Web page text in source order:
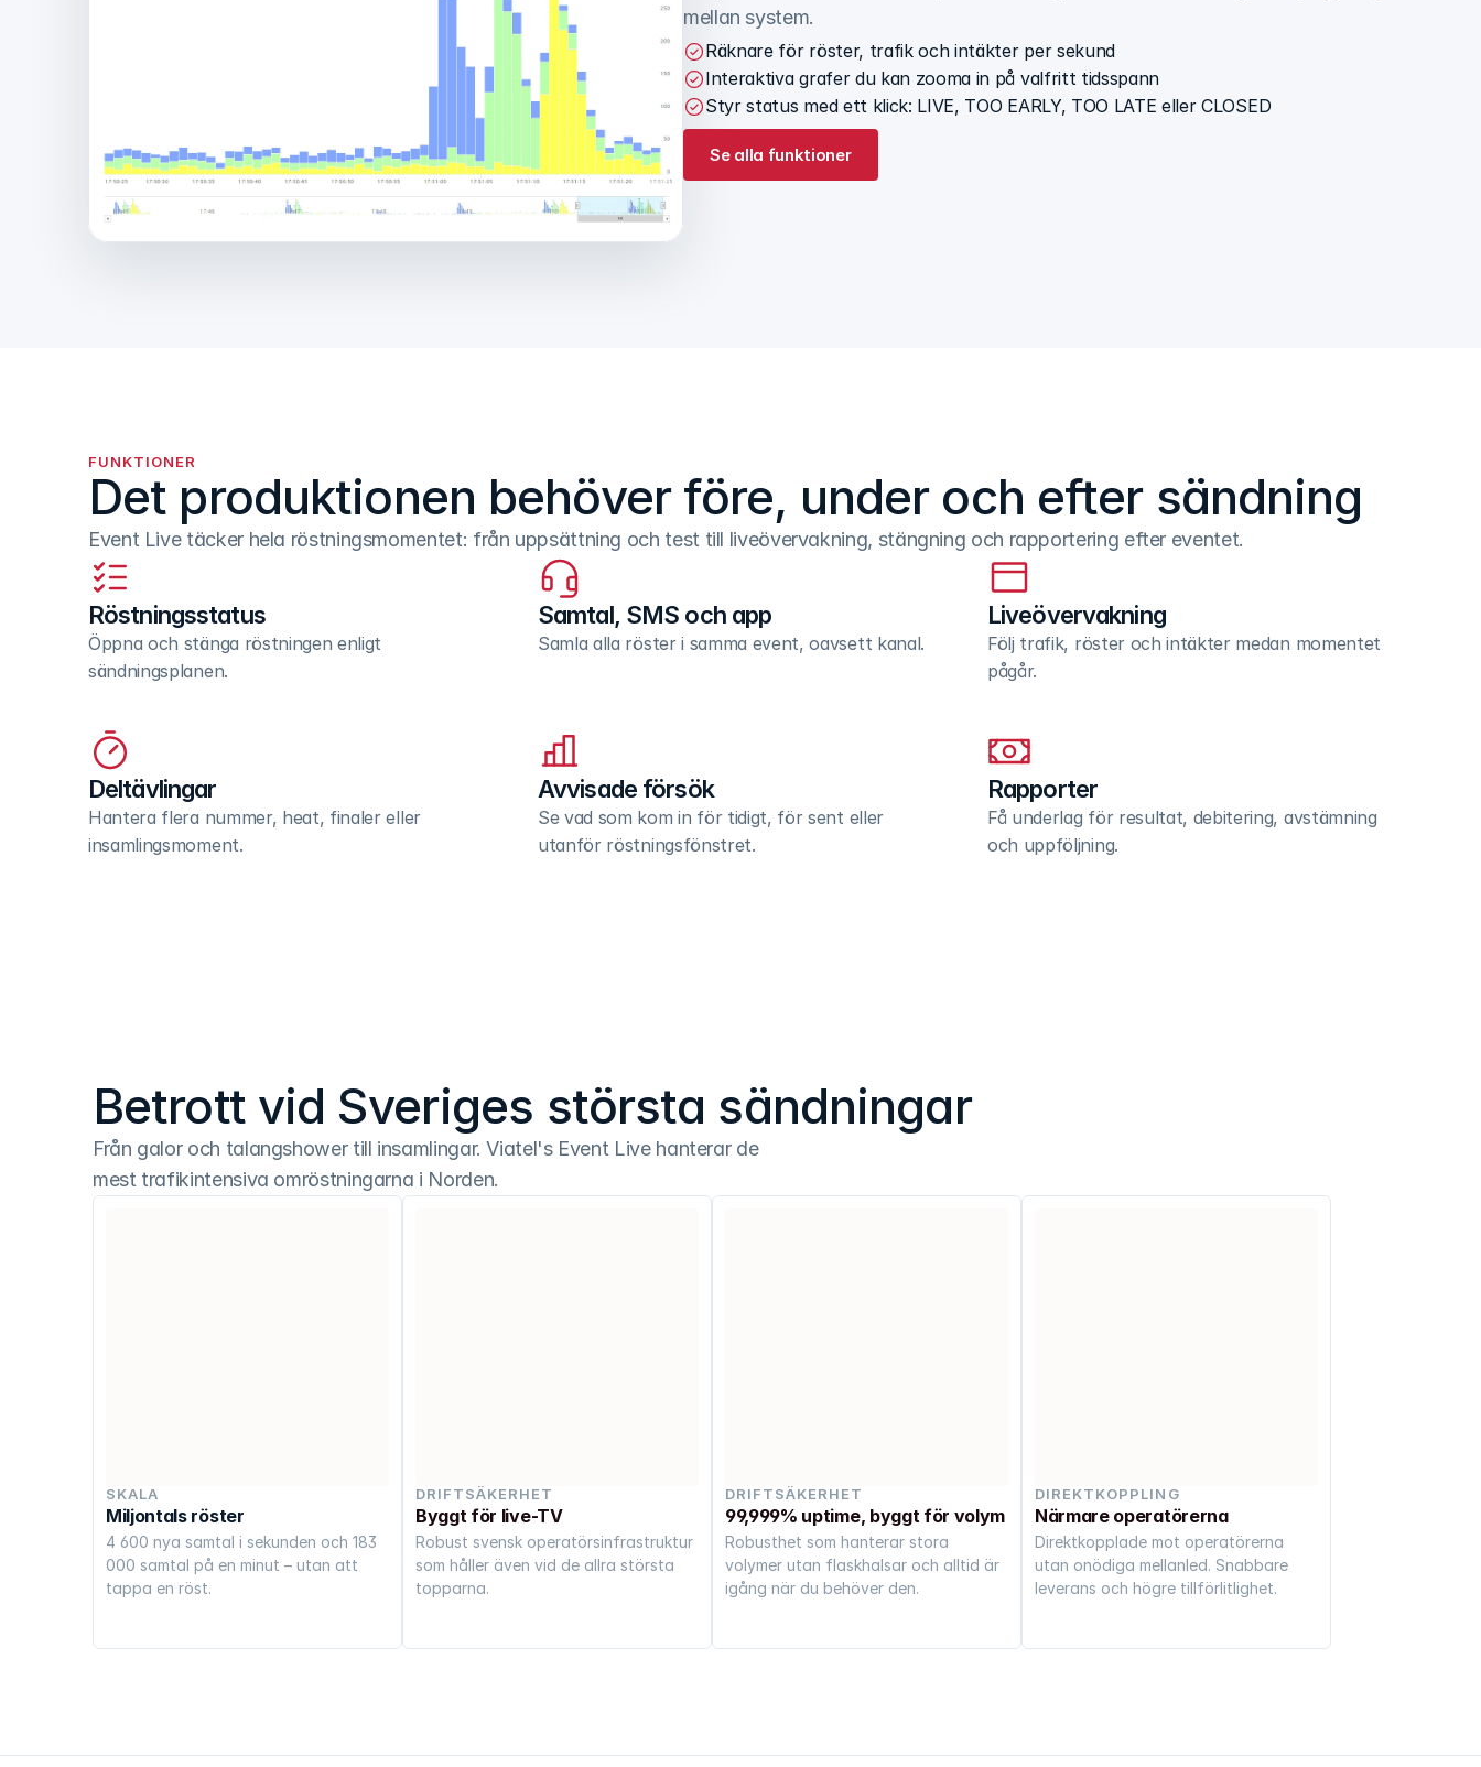
mellan system.
Räknare för röster, trafik och intäkter per sekund
Interaktiva grafer du kan zooma in på valfritt tidsspann
Styr status med ett klick: LIVE, TOO EARLY, TOO LATE eller CLOSED
Se alla funktioner
FUNKTIONER
Det produktionen behöver före, under och efter sändning
Event Live täcker hela röstningsmomentet: från uppsättning och test till liveövervakning, stängning och rapportering efter eventet.
Röstningsstatus
Öppna och stänga röstningen enligt
sändningsplanen.
Samtal, SMS och app
Samla alla röster i samma event, oavsett kanal.
Liveövervakning
Följ trafik, röster och intäkter medan momentet
pågår.
Deltävlingar
Hantera flera nummer, heat, finaler eller
insamlingsmoment.
Avvisade försök
Se vad som kom in för tidigt, för sent eller
utanför röstningsfönstret.
Rapporter
Få underlag för resultat, debitering, avstämning
och uppföljning.
Betrott vid Sveriges största sändningar
Från galor och talangshower till insamlingar. Viatel's Event Live hanterar de
mest trafikintensiva omröstningarna i Norden.
SKALA
Miljontals röster
4 600 nya samtal i sekunden och 183
000 samtal på en minut – utan att
tappa en röst.
DRIFTSÄKERHET
Byggt för live-TV
Robust svensk operatörsinfrastruktur
som håller även vid de allra största
topparna.
DRIFTSÄKERHET
99,999% uptime, byggt för volym
Robusthet som hanterar stora
volymer utan flaskhalsar och alltid är
igång när du behöver den.
DIREKTKOPPLING
Närmare operatörerna
Direktkopplade mot operatörerna
utan onödiga mellanled. Snabbare
leverans och högre tillförlitlighet.